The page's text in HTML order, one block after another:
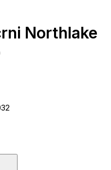
Northlake